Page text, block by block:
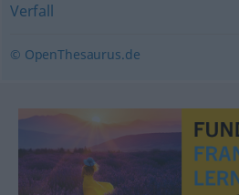
Verfall
© OpenThesaurus.de